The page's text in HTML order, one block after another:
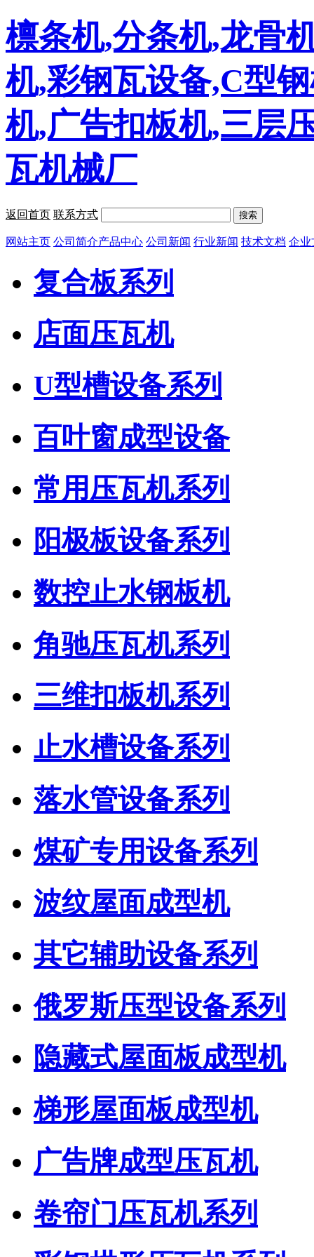
檩条机,分条机,龙骨
机,彩钢瓦设备,C型
机,广告扣板机,三层
瓦机械厂
返回首页 联系方式 搜索
网站主页 公司简介产品中心 公司新闻 行业新闻 技术文档 企业
复合板系列
店面压瓦机
U型槽设备系列
百叶窗成型设备
常用压瓦机系列
阳极板设备系列
数控止水钢板机
角驰压瓦机系列
三维扣板机系列
止水槽设备系列
落水管设备系列
煤矿专用设备系列
波纹屋面成型机
其它辅助设备系列
俄罗斯压型设备系列
隐藏式屋面板成型机
梯形屋面板成型机
广告牌成型压瓦机
卷帘门压瓦机系列